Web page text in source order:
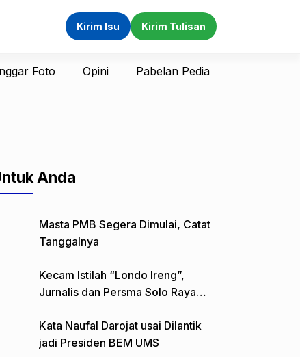
Kirim Isu Kirim Tulisan
Foto Opini Pabelan Pedia
Anda
Masta PMB Segera Dimulai, Catat
Tanggalnya
Kecam Istilah “Londo Ireng”,
Jurnalis dan Persma Solo Raya
Kata Naufal Darojat usai Dilantik
jadi Presiden BEM UMS